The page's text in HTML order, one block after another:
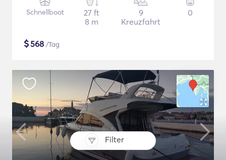
Filter
Schnellboot
27 ft
8 m
9
Kreuzfahrt
0
$568 /Tag